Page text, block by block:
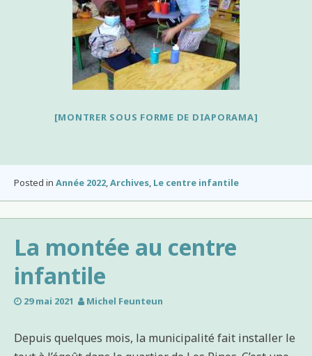
[MONTRER SOUS FORME DE DIAPORAMA]
Posted in Année 2022,Archives, Le centre infantile
La montée au centre
infantile
29 mai 2021 Michel Feunteun
Depuis quelques mois, la municipalité fait installer le